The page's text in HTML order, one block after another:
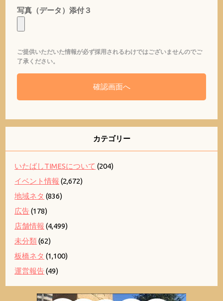
写真（データ）添付３
ご提供いただいた情報が必ず採用されるわけではございませんのでご
了承ください。
カテゴリー
いたばしTIMESについて (204)
イベント情報 (2,672)
地域ネタ (836)
広告(178)
店舗情報 (4,499)
未分類(62)
板橋ネタ (1,100)
運営報告(49)